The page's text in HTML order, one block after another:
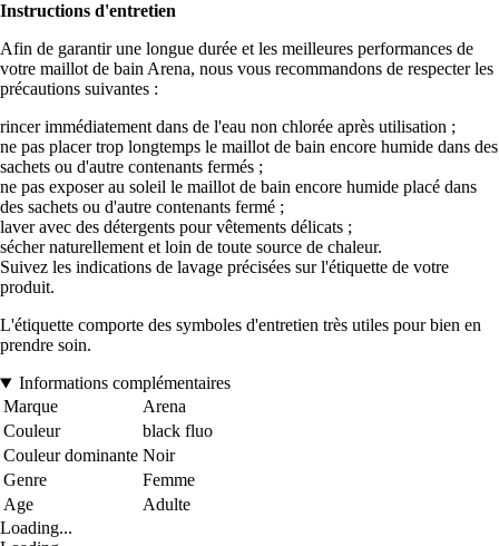
Instructions d'entretien
Afin de garantir une longue durée et les meilleures performances de
votre maillot de bain Arena, nous vous recommandons de respecter les
précautions suivantes :
rincer immédiatement dans de l'eau non chlorée après utilisation ;
ne pas placer trop longtemps le maillot de bain encore humide dans des
sachets ou d'autre contenants fermés ;
ne pas exposer au soleil le maillot de bain encore humide placé dans
des sachets ou d'autre contenants fermé ;
laver avec des détergents pour vêtements délicats ;
sécher naturellement et loin de toute source de chaleur.
Suivez les indications de lavage précisées sur l'étiquette de votre
produit.
L'étiquette comporte des symboles d'entretien très utiles pour bien en
prendre soin.
Informations complémentaires
Marque
Arena
Couleur
black fluo
Couleur dominante Noir
Genre
Femme
Age
Adulte
Loading...